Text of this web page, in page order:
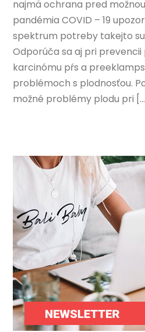
najmä ochrana pred
pandémia COVID – 19
spektrum potreby takejto
Odporúča sa aj pri prevencii
karcinómu pŕs a
problémoch s plodnosťou.
možné problémy plodu pri